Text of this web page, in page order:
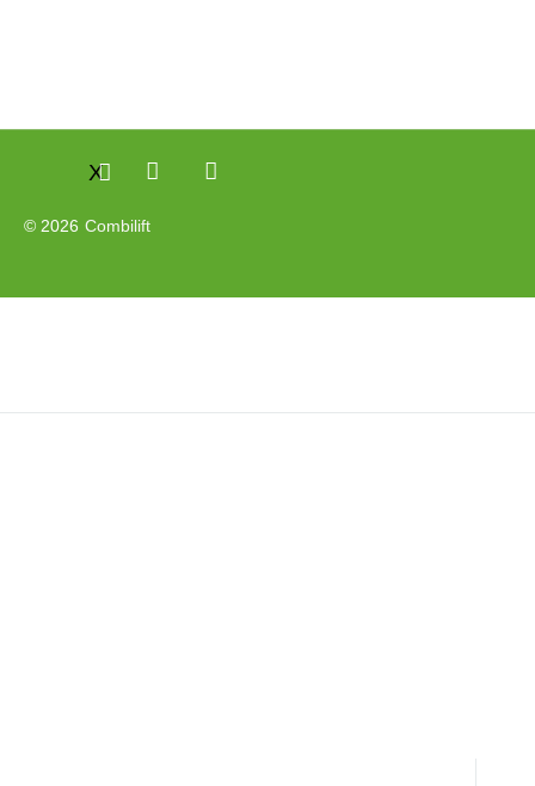
© 2026 Combilift
X